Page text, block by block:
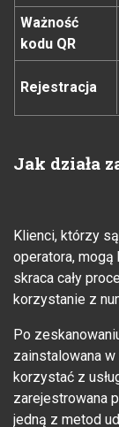
Ważność
kodu QR
Rejestracja
Jak działa
Klienci, którzy
operatora, mogą
skraca cały
korzystanie z
Po
zainstalowana
korzystać z
zarejestrowana
jedną z metod